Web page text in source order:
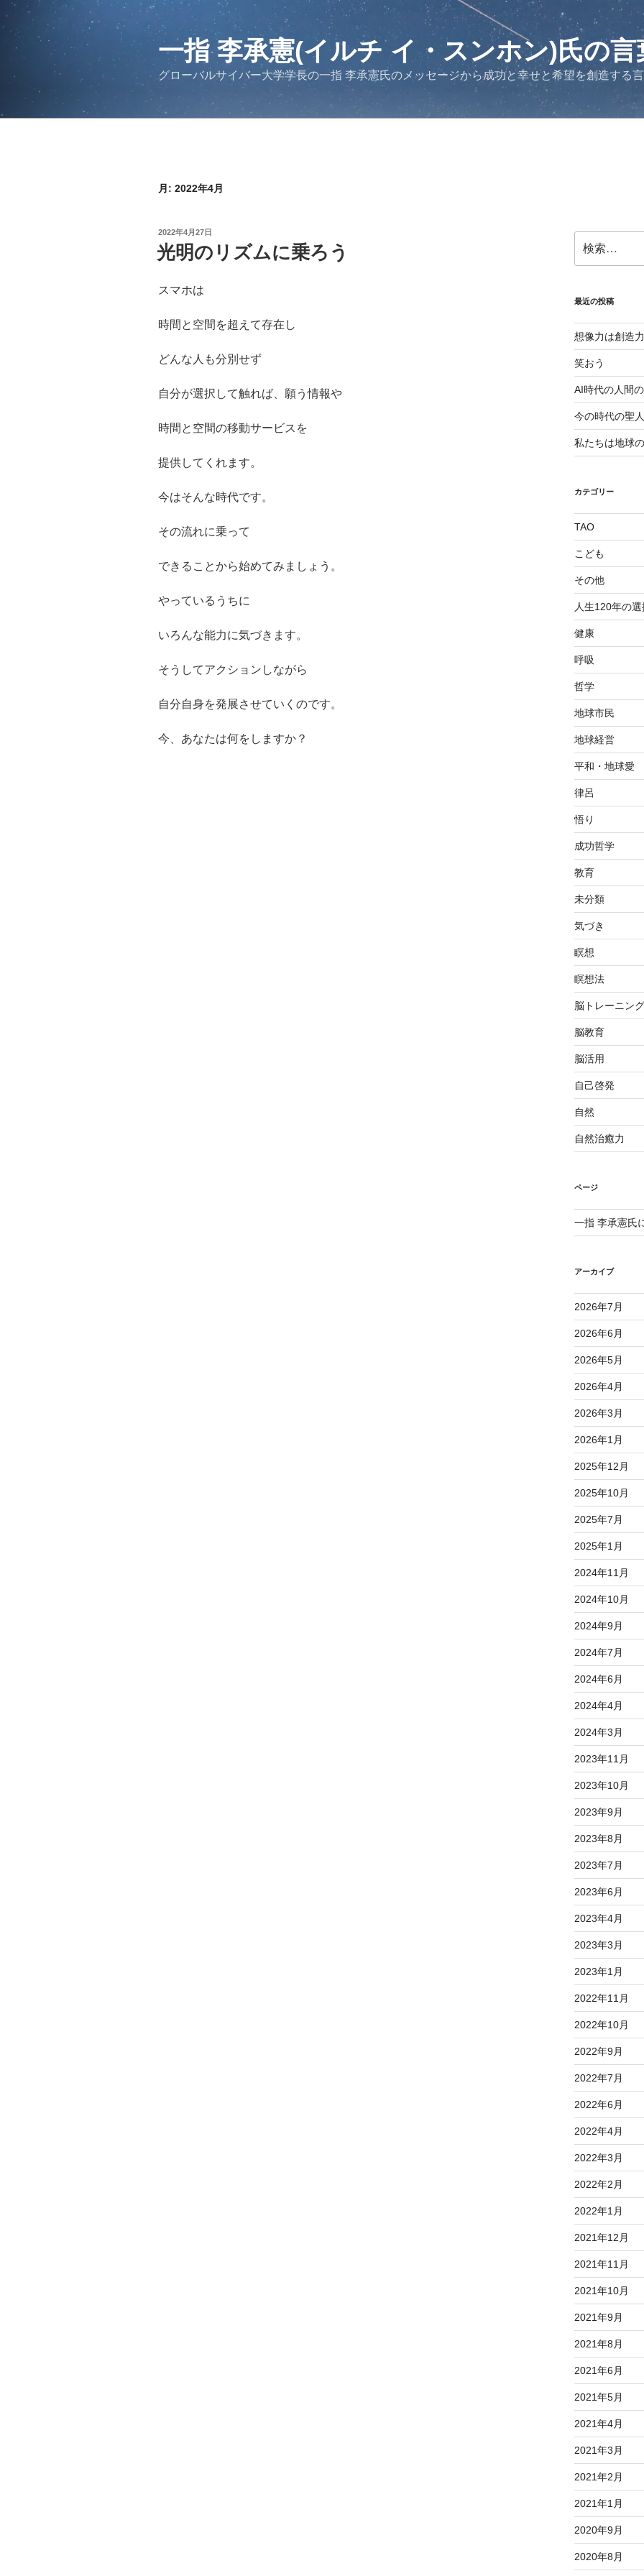
ン
一指 李承憲(イルチ イ・スンホン)氏の言
グローバルサイバー大学学長の一指 李承憲氏のメッセージから成功と幸せと希望を創造する言
月: 2022年4月
投
稿
日:
2022年4月27日
光明のリズムに乗ろう
スマホは
時間と空間を超えて存在し
どんな人も分別せず
自分が選択して触れば、願う情報や
時間と空間の移動サービスを
提供してくれます。
今はそんな時代です。
その流れに乗って
できることから始めてみましょう。
やっているうちに
いろんな能力に気づきます。
そうしてアクションしながら
自分自身を発展させていくのです。
今、あなたは何をしますか？
索:
最近の投稿
想像力は創造力
笑おう
AI時代の人間
今の時代の聖人
私たちは地球
カテゴリー
TAO
こども
その他
人生120年の選
健康
呼吸
哲学
地球市民
地球経営
平和・地球愛
律呂
悟り
成功哲学
教育
未分類
気づき
瞑想
瞑想法
脳トレーニング
脳教育
脳活用
自己啓発
自然
自然治癒力
ページ
一指 李承憲氏
アーカイブ
2026年7月
2026年6月
2026年5月
2026年4月
2026年3月
2026年1月
2025年12月
2025年10月
2025年7月
2025年1月
2024年11月
2024年10月
2024年9月
2024年7月
2024年6月
2024年4月
2024年3月
2023年11月
2023年10月
2023年9月
2023年8月
2023年7月
2023年6月
2023年4月
2023年3月
2023年1月
2022年11月
2022年10月
2022年9月
2022年7月
2022年6月
2022年4月
2022年3月
2022年2月
2022年1月
2021年12月
2021年11月
2021年10月
2021年9月
2021年8月
2021年6月
2021年5月
2021年4月
2021年3月
2021年2月
2021年1月
2020年9月
2020年8月